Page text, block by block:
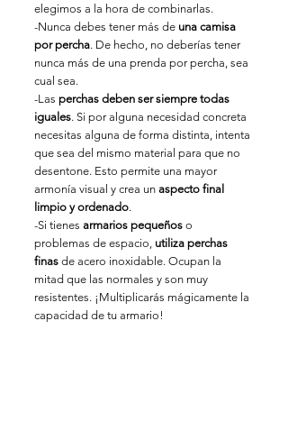
elegimos a la hora de combinarlas.
-Nunca debes tener más de una camisa
por percha. De hecho, no deberías tener
nunca más de una prenda por percha, sea
cual sea.
-Las perchas deben ser siempre todas
iguales. Si por alguna necesidad concreta
necesitas alguna de forma distinta, intenta
que sea del mismo material para que no
desentone. Esto permite una mayor
armonía visual y crea un aspecto final
limpio y ordenado.
-Si tienes armarios pequeños o
problemas de espacio, utiliza perchas
finas de acero inoxidable. Ocupan la
mitad que las normales y son muy
resistentes. ¡Multiplicarás mágicamente la
capacidad de tu armario!